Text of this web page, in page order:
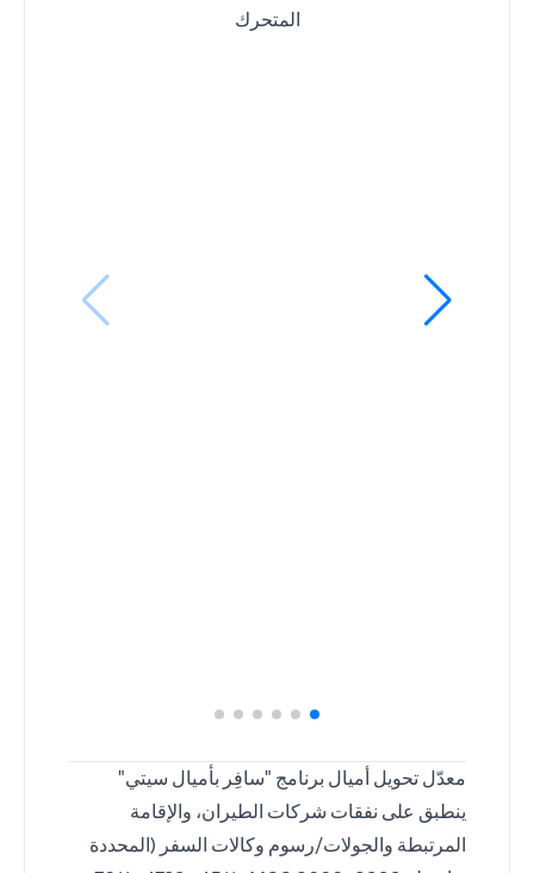
المتحرك
معدّل تحويل أميال برنامج "سافِر بأميال سيتي"
ينطبق على نفقات شركات الطيران، والإقامة
المرتبطة والجولات/رسوم وكالات السفر (المحددة